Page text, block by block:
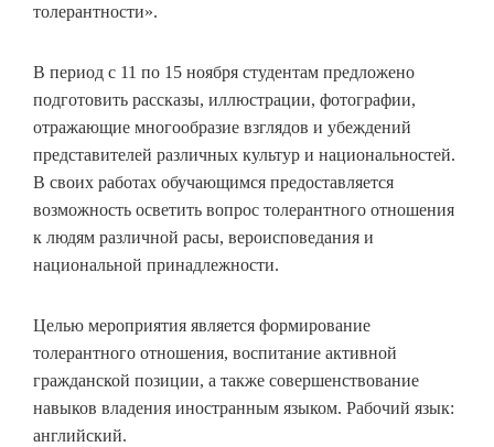
толерантности».
В период с 11 по 15 ноября студентам предложено
подготовить рассказы, иллюстрации, фотографии,
отражающие многообразие взглядов и убеждений
представителей различных культур и национальностей.
В своих работах обучающимся предоставляется
возможность осветить вопрос толерантного отношения
к людям различной расы, вероисповедания и
национальной принадлежности.
Целью мероприятия является формирование
толерантного отношения, воспитание активной
гражданской позиции, а также совершенствование
навыков владения иностранным языком. Рабочий язык:
английский.